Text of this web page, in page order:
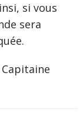
si vous
sera